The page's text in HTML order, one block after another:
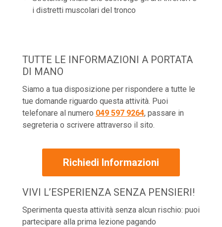
i distretti muscolari del tronco
TUTTE LE INFORMAZIONI A PORTATA
DI MANO
Siamo a tua disposizione per rispondere a tutte le
tue domande riguardo questa attività. Puoi
telefonare al numero 049 597 9264, passare in
segreteria o scrivere attraverso il sito.
Richiedi Informazioni
VIVI L’ESPERIENZA SENZA PENSIERI!
Sperimenta questa attività senza alcun rischio: puoi
partecipare alla prima lezione pagando